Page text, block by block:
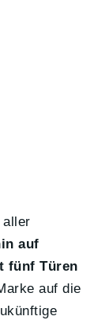
aller
auf
fünf Türen
auf die